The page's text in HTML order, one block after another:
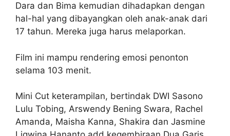
Dara dan Bima kemudian dihadapkan dengan
hal-hal yang dibayangkan oleh anak-anak dari
17 tahun. Mereka juga harus melaporkan.
Film ini mampu rendering emosi penonton
selama 103 menit.
Mini Cut keterampilan, bertindak DWI Sasono
Lulu Tobing, Arswendy Bening Swara, Rachel
Amanda, Maisha Kanna, Shakira dan Jasmine